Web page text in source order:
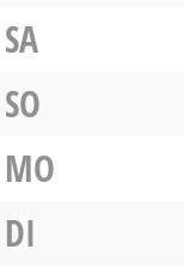
SA
SO
MO
DI